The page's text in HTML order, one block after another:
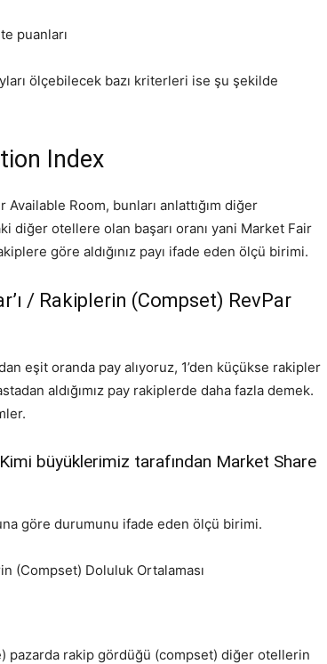
puanları
ölçebilecek bazı kriterleri ise şu şekilde
Index
Available Room, bunları anlattığım diğer
diğer otellere olan başarı oranı yani Market Fair
göre aldığınız payı ifade eden ölçü birimi.
/ Rakiplerin (Compset) RevPar
eşit oranda pay alıyoruz, 1’den küçükse rakipler
aldığımız pay rakiplerde daha fazla demek.
büyüklerimiz tarafından Market Share
göre durumunu ifade eden ölçü birimi.
(Compset) Doluluk Ortalaması
pazarda rakip gördüğü (compset) diğer otellerin